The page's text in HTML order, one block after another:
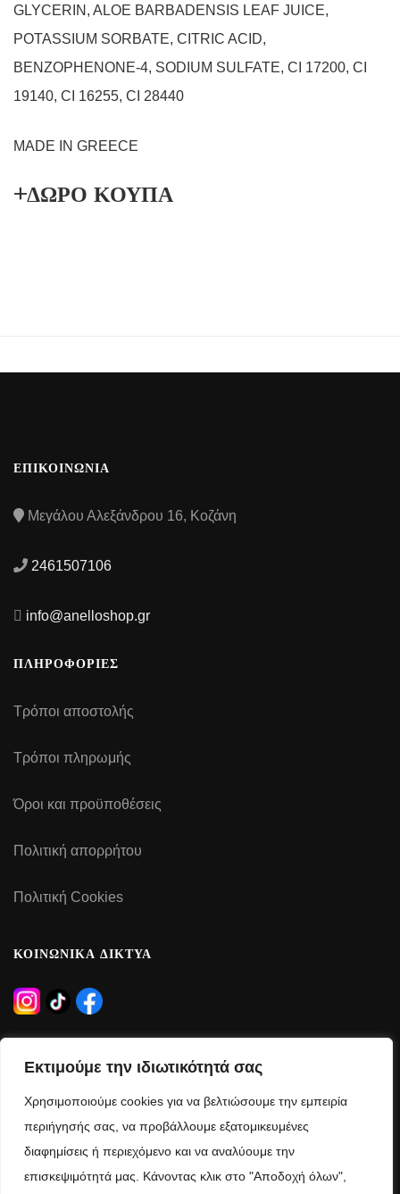
Εκτιμούμε την ιδιωτικότητά σας
Χρησιμοποιούμε cookies για να βελτιώσουμε την εμπειρία
περιήγησής σας, να προβάλλουμε εξατομικευμένες
διαφημίσεις ή περιεχόμενο και να αναλύουμε την
επισκεψιμότητά μας. Κάνοντας κλικ στο "Αποδοχή όλων",
GLYCERIN, ALOE BARBADENSIS LEAF JUICE,
POTASSIUM SORBATE, CITRIC ACID,
BENZOPHENONE-4, SODIUM SULFATE, CI 17200, CI
19140, CI 16255, CI 28440
MADE IN GREECE
+ΔΩΡΟ ΚΟΥΠΑ
ΕΠΙΚΟΙΝΩΝΙΑ
Μεγάλου Αλεξάνδρου 16, Κοζάνη
2461507106
info@anelloshop.gr
ΠΛΗΡΟΦΟΡΙΕΣ
Τρόποι αποστολής
Τρόποι πληρωμής
Όροι και προϋποθέσεις
Πολιτική απορρήτου
Πολιτική Cookies
ΚΟΙΝΩΝΙΚΑ ΔΙΚΤΥΑ
Δευτέρα – Τρίτη – Πέμπτη – Παρασκευή:
09:00 – 21:00
Τετάρτη – Σάββατο:
09:00 – 15:00